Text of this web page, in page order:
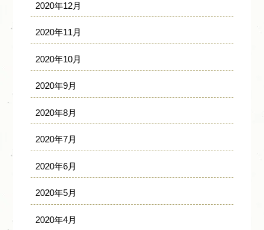
2020年12月
2020年11月
2020年10月
2020年9月
2020年8月
2020年7月
2020年6月
2020年5月
2020年4月